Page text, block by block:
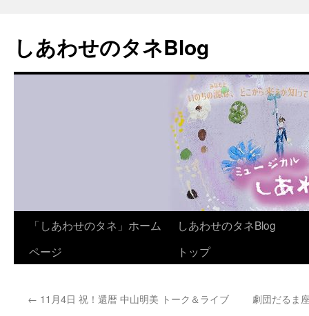
しあわせのタネBlog
ン
ン
「しあわせのタネ」ホーム
ページ
しあわせのタネBlog
トップ
← 11月4日 祝！還暦 中山明美 トーク＆ライブ 劇団だるま